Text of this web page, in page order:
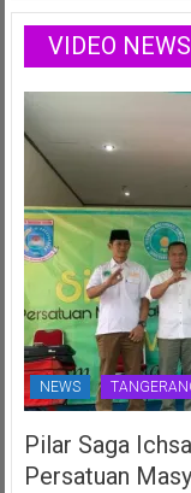
VIDEO NEWS
NEWS
Pilar Saga
Persatuan